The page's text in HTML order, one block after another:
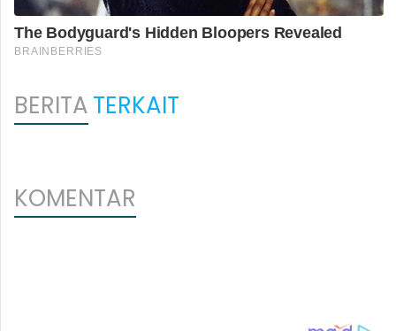
BERITATERKAIT
KOMENTAR